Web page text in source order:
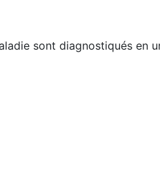
sont diagnostiqués en